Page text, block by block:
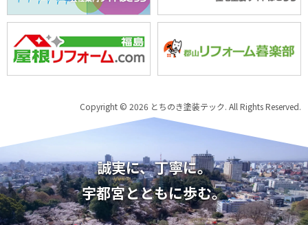
Copyright © 2026 とちのき塗装テック. All Rights Reserved.
誠実に、丁寧に。
宇都宮とともに歩む。